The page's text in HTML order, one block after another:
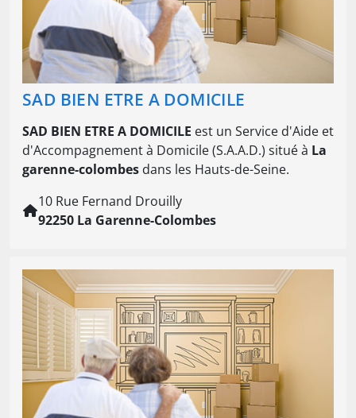
SAD BIEN ETRE A DOMICILE
SAD BIEN ETRE A DOMICILE est un Service d'Aide et
d'Accompagnement à Domicile (S.A.A.D.) situé à La
garenne-colombes dans les Hauts-de-Seine.
10 Rue Fernand Drouilly
92250 La Garenne-Colombes